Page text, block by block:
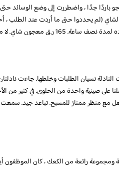
باردًا جدًا ، واضطررت إلى وضع الوسائد حتى
(لم يحددوا حتى ما أردت عند الطلب ،
شاي. لا مزيد من القادمة
نسيان الطلبات وخلطها. جاءت
أو ذاك! كما طلبنا شاي بعد الظهر 2 وحصلنا على صينية واحدة من
منظر ممتاز للمسبح. تباعد جيد. سمعت
ومجموعة رائعة من الكعك ، كان الموظفون